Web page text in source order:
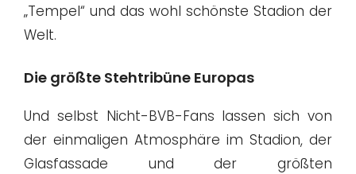
„Tempel“ und das wohl schönste Stadion der
Welt.
Die größte Stehtribüne Europas
Und selbst Nicht-BVB-Fans lassen sich von
der einmaligen Atmosphäre im Stadion, der
Glasfassade und der größten